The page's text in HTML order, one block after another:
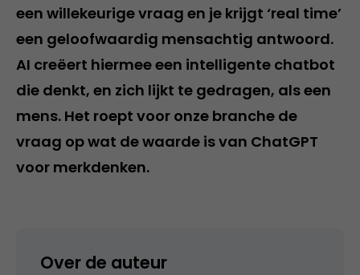
een willekeurige vraag en je krijgt ‘real time’
een geloofwaardig mensachtig antwoord.
AI creëert hiermee een intelligente chatbot
die denkt, en zich lijkt te gedragen, als een
mens. Het roept voor onze branche de
vraag op wat de waarde is van ChatGPT
voor merkdenken.
Over de auteur